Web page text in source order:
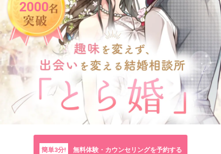
2000
簡単3分! 無料体験・カウンセリングを予約する